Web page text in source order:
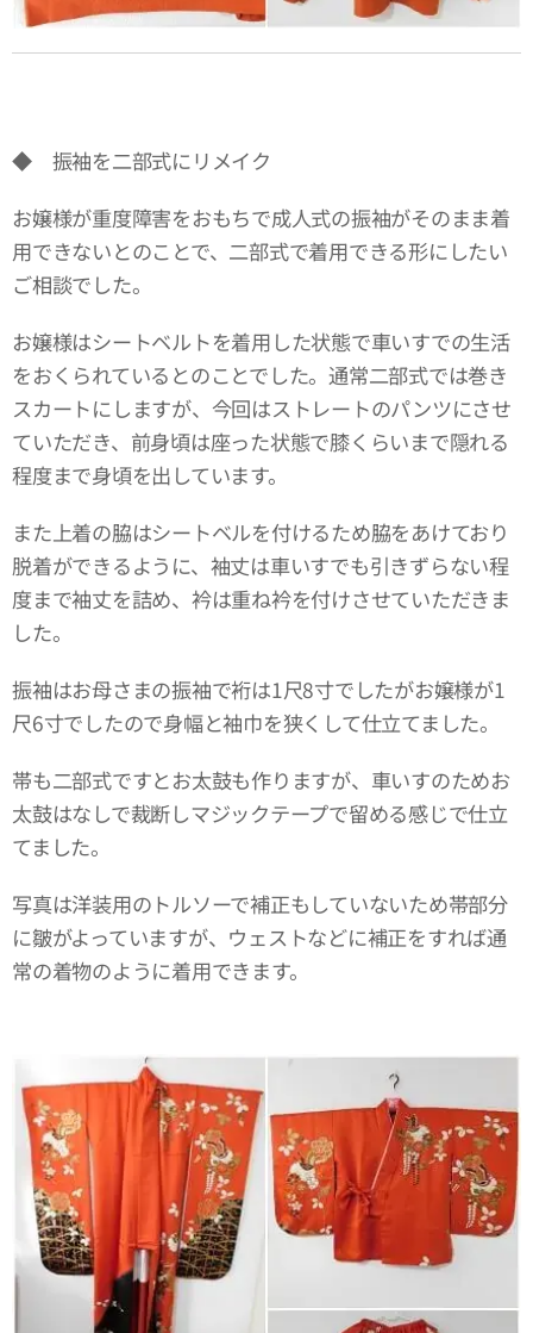
◆ 振袖を二部式にリメイク
お嬢様が重度障害をおもちで成人式の振袖がそのまま着
用できないとのことで、二部式で着用できる形にしたい
ご相談でした。
お嬢様はシートベルトを着用した状態で車いすでの生活
をおくられているとのことでした。通常二部式では巻き
スカートにしますが、今回はストレートのパンツにさせ
ていただき、前身頃は座った状態で膝くらいまで隠れる
程度まで身頃を出しています。
また上着の脇はシートベルを付けるため脇をあけており
脱着ができるように、袖丈は車いすでも引きずらない程
度まで袖丈を詰め、衿は重ね衿を付けさせていただきま
した。
振袖はお母さまの振袖で裄は1尺8寸でしたがお嬢様が1
尺6寸でしたので身幅と袖巾を狭くして仕立てました。
帯も二部式ですとお太鼓も作りますが、車いすのためお
太鼓はなしで裁断しマジックテープで留める感じで仕立
てました。
写真は洋装用のトルソーで補正もしていないため帯部分
に皺がよっていますが、ウェストなどに補正をすれば通
常の着物のように着用できます。